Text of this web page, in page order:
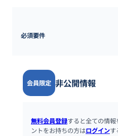
必須要件
会員限定 非公開情報
無料会員登録すると全ての情
ントをお持ちの方はログインす